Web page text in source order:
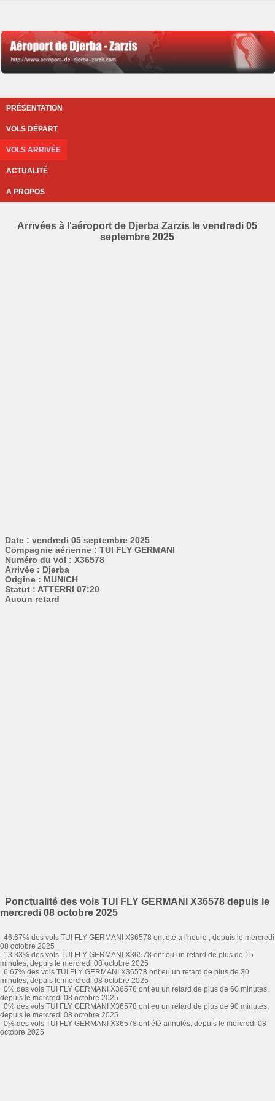
PRÉSENTATION
VOLS DÉPART
VOLS ARRIVÉE
ACTUALITÉ
A PROPOS
Arrivées à l'aéroport de Djerba Zarzis le vendredi 05
septembre 2025
Date : vendredi 05 septembre 2025
Compagnie aérienne : TUI FLY GERMANI
Numéro du vol : X36578
Arrivée : Djerba
Origine : MUNICH
Statut : ATTERRI 07:20
Aucun retard
Ponctualité des vols TUI FLY GERMANI X36578 depuis le
mercredi 08 octobre 2025
46.67% des vols TUI FLY GERMANI X36578 ont été à l'heure , depuis le mercredi
08 octobre 2025
13.33% des vols TUI FLY GERMANI X36578 ont eu un retard de plus de 15
minutes, depuis le mercredi 08 octobre 2025
6.67% des vols TUI FLY GERMANI X36578 ont eu un retard de plus de 30
minutes, depuis le mercredi 08 octobre 2025
0% des vols TUI FLY GERMANI X36578 ont eu un retard de plus de 60 minutes,
depuis le mercredi 08 octobre 2025
0% des vols TUI FLY GERMANI X36578 ont eu un retard de plus de 90 minutes,
depuis le mercredi 08 octobre 2025
0% des vols TUI FLY GERMANI X36578 ont été annulés, depuis le mercredi 08
octobre 2025